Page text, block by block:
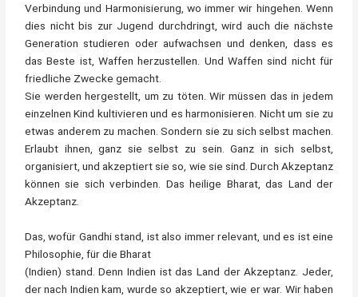
Verbindung und Harmonisierung, wo immer wir hingehen. Wenn
dies nicht bis zur Jugend durchdringt, wird auch die nächste
Generation studieren oder aufwachsen und denken, dass es
das Beste ist, Waffen herzustellen. Und Waffen sind nicht für
friedliche Zwecke gemacht.
Sie werden hergestellt, um zu töten. Wir müssen das in jedem
einzelnen Kind kultivieren und es harmonisieren. Nicht um sie zu
etwas anderem zu machen. Sondern sie zu sich selbst machen.
Erlaubt ihnen, ganz sie selbst zu sein. Ganz in sich selbst,
organisiert, und akzeptiert sie so, wie sie sind. Durch Akzeptanz
können sie sich verbinden. Das heilige Bharat, das Land der
Akzeptanz.
Das, wofür Gandhi stand, ist also immer relevant, und es ist eine
Philosophie, für die Bharat
(Indien) stand. Denn Indien ist das Land der Akzeptanz. Jeder,
der nach Indien kam, wurde so akzeptiert, wie er war. Wir haben